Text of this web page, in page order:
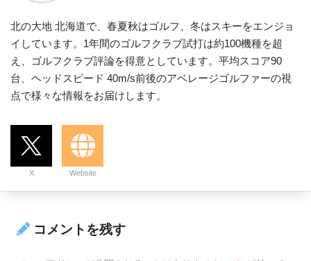
北の大地 北海道で、春夏秋はゴルフ、冬はスキーをエンジョ
イしています。1年間のゴルフクラブ試打は約100機種を超
え、ゴルフクラブ評論を得意としています。平均スコア90
台、ヘッドスピード 40m/s前後のアベレージゴルファーの視
点で様々な情報をお届けします。
X Website
コメントを残す